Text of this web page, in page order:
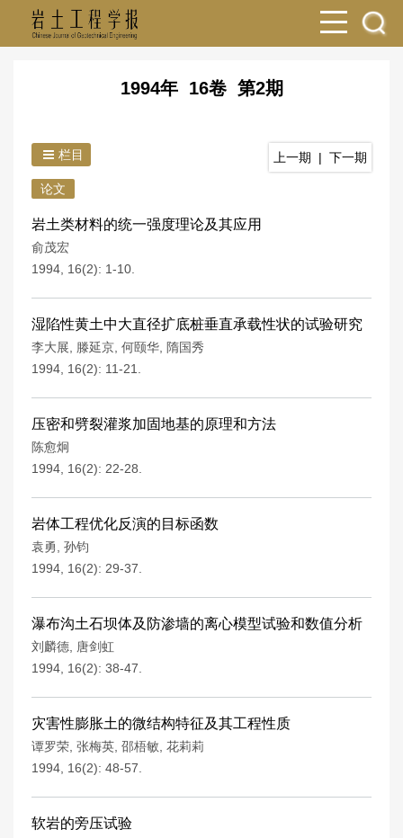
1994年 16卷 第2期
栏目 上一期 | 下一期
论文
岩土类材料的统一强度理论及其应用
俞茂宏
1994, 16(2): 1-10.
湿陷性黄土中大直径扩底桩垂直承载性状的试验研究
李大展 滕延京 何颐华
隋国秀
1994, 16(2): 11-21.
压密和劈裂灌浆加固地基的原理和方法
陈愈炯
1994, 16(2): 22-28.
岩体工程优化反演的目标函数
袁勇 孙钧
1994, 16(2): 29-37.
瀑布沟土石坝体及防渗墙的离心模型试验和数值分析
刘麟德
唐剑虹
1994, 16(2): 38-47.
灾害性膨胀土的微结构特征及其工程性质
谭罗荣 张梅英 邵梧敏 花莉莉
1994, 16(2): 48-57.
软岩的旁压试验